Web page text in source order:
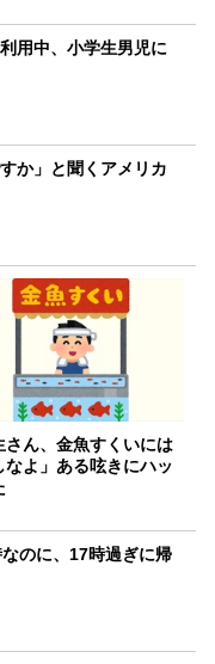
用中、小学生男児に
か」と聞くアメリカ
さん、金魚すくいには
なよ」ある呟きにハッ
なのに、17時過ぎに帰